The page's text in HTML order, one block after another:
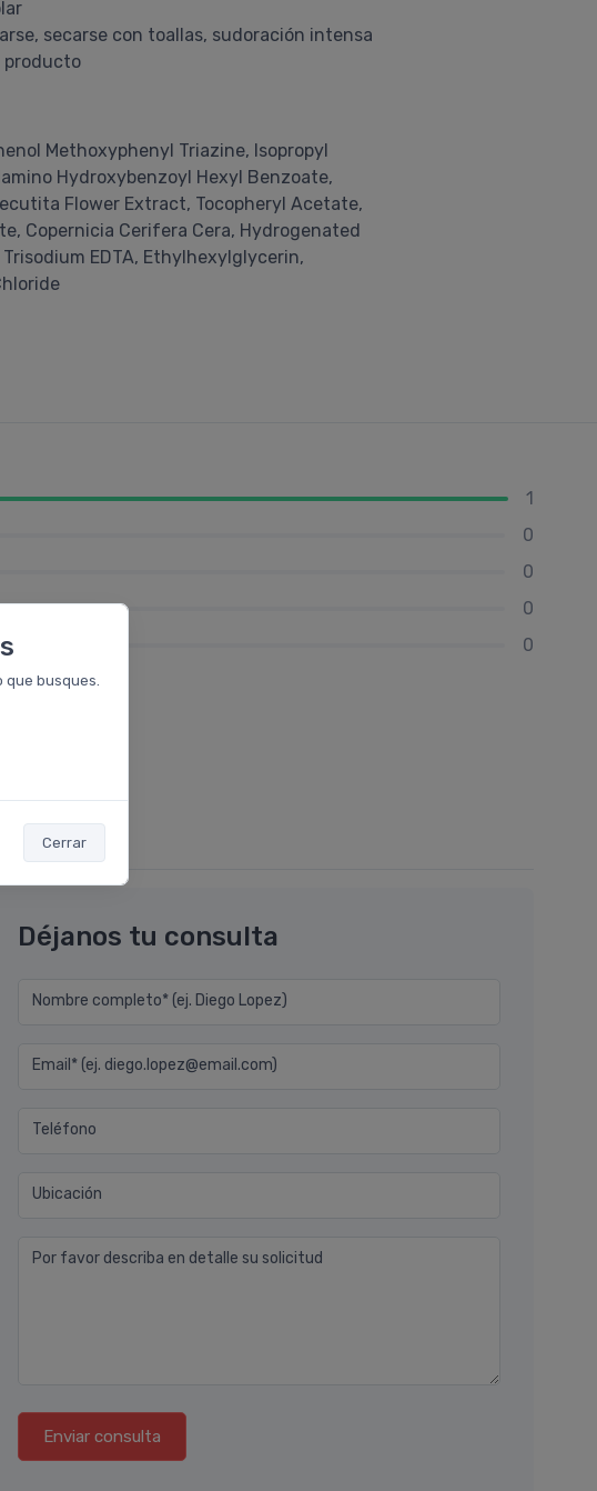
que busques.
Cerrar
secarse con toallas, sudoración intensa
producto
Methoxyphenyl Triazine, Isopropyl
Hydroxybenzoyl Hexyl Benzoate,
Flower Extract, Tocopheryl Acetate,
Copernicia Cerifera Cera, Hydrogenated
EDTA, Ethylhexylglycerin,
1
0
0
0
0
Déjanos tu consulta
Nombre completo* (ej. Diego Lopez)
Email* (ej. diego.lopez@email.com)
Teléfono
Ubicación
Por favor describa en detalle su solicitud
Enviar consulta